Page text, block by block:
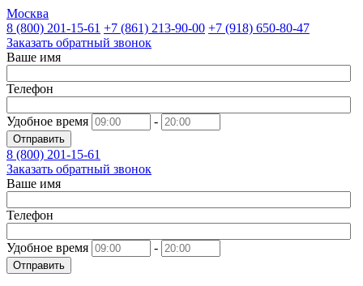
Москва
8 (800) 201-15-61 +7 (861) 213-90-00 +7 (918) 650-80-47
Заказать обратный звонок
Ваше имя
Телефон
Удобное время -
Отправить
8 (800) 201-15-61
Заказать обратный звонок
Ваше имя
Телефон
Удобное время -
Отправить